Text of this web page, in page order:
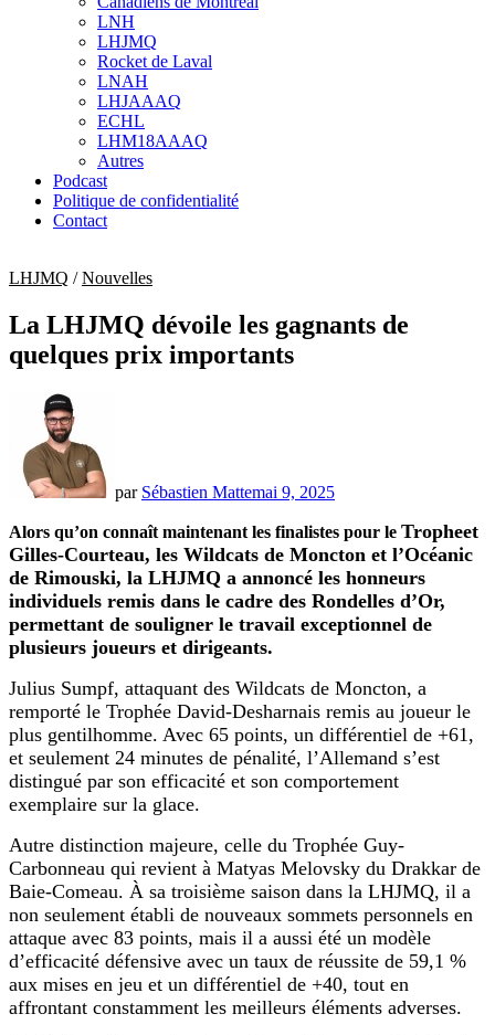
sub
menu
LNH
LHJMQ
Rocket de Laval
LNAH
LHJAAAQ
ECHL
LHM18AAAQ
Autres
Podcast
Politique de confidentialité
Contact
LHJMQ /Nouvelles
La LHJMQ dévoile les gagnants de
quelques prix importants
par Sébastien Mattemai 9, 2025
Alors qu’on connaît maintenant les finalistes pour le Tropheet
Gilles-Courteau, les Wildcats de Moncton et l’Océanic
de Rimouski, la LHJMQ a annoncé les honneurs
individuels remis dans le cadre des Rondelles d’Or,
permettant de souligner le travail exceptionnel de
plusieurs joueurs et dirigeants.
Julius Sumpf, attaquant des Wildcats de Moncton, a
remporté le Trophée David-Desharnais remis au joueur le
plus gentilhomme. Avec 65 points, un différentiel de +61,
et seulement 24 minutes de pénalité, l’Allemand s’est
distingué par son efficacité et son comportement
exemplaire sur la glace.
Autre distinction majeure, celle du Trophée Guy-
Carbonneau qui revient à Matyas Melovsky du Drakkar de
Baie-Comeau. À sa troisième saison dans la LHJMQ, il a
non seulement établi de nouveaux sommets personnels en
attaque avec 83 points, mais il a aussi été un modèle
d’efficacité défensive avec un taux de réussite de 59,1 %
aux mises en jeu et un différentiel de +40, tout en
affrontant constamment les meilleurs éléments adverses.